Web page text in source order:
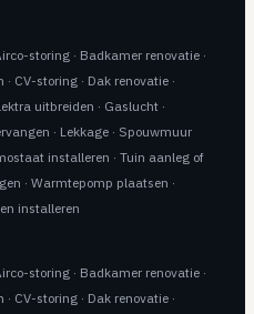
storing· Badkamer renovatie·
· CV-storing· Dak renovatie·
uitbreiden · Gaslucht·
· Lekkage· Spouwmuur
installeren · Tuin aanleg of
· Warmtepomp plaatsen ·
installeren
storing· Badkamer renovatie·
· CV-storing· Dak renovatie·